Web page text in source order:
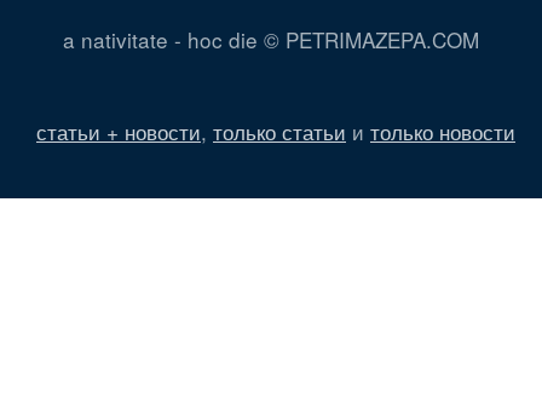
a nativitate - hoc die © PETRIMAZEPA.COM
статьи + новости, только статьи и только новости